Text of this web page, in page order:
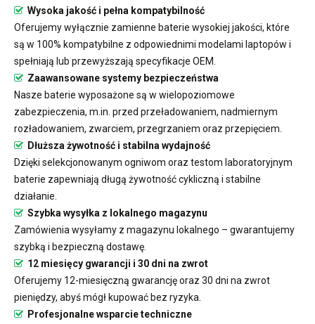
Wysoka jakość i pełna kompatybilność
Oferujemy wyłącznie zamienne baterie wysokiej jakości, które
są w 100% kompatybilne z odpowiednimi modelami laptopów i
spełniają lub przewyższają specyfikacje OEM.
Zaawansowane systemy bezpieczeństwa
Nasze baterie wyposażone są w wielopoziomowe
zabezpieczenia, m.in. przed przeładowaniem, nadmiernym
rozładowaniem, zwarciem, przegrzaniem oraz przepięciem.
Dłuższa żywotność i stabilna wydajność
Dzięki selekcjonowanym ogniwom oraz testom laboratoryjnym
baterie zapewniają długą żywotność cykliczną i stabilne
działanie.
Szybka wysyłka z lokalnego magazynu
Zamówienia wysyłamy z magazynu lokalnego – gwarantujemy
szybką i bezpieczną dostawę.
12 miesięcy gwarancji i 30 dni na zwrot
Oferujemy 12-miesięczną gwarancję oraz 30 dni na zwrot
pieniędzy, abyś mógł kupować bez ryzyka.
Profesjonalne wsparcie techniczne